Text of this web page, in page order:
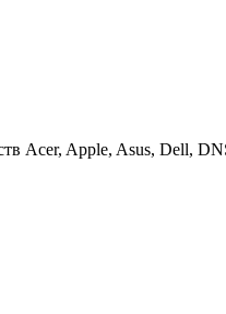
Acer, Apple, Asus, Dell,